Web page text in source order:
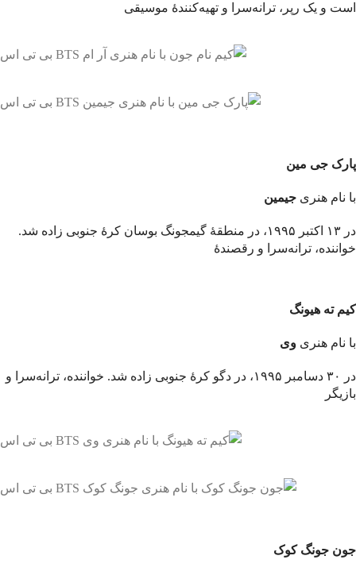
است و یک رپر، ترانه‌سرا و تهیه‌کنندهٔ موسیقی
پارک جی مین
با نام هنری جیمین
در ۱۳ اکتبر ۱۹۹۵، در منطقهٔ گیمجونگ بوسان کرهٔ جنوبی زاده شد.
خواننده، ترانه‌سرا و رقصندهٔ
کیم ته هیونگ
با نام هنری وی
در ۳۰ دسامبر ۱۹۹۵، در دگو کرهٔ جنوبی زاده شد. خواننده، ترانه‌سرا و
بازیگر
جون جونگ کوک